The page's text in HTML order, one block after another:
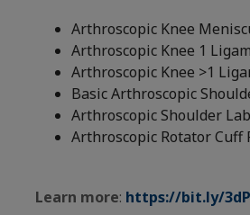
Arthroscopic Knee
Arthroscopic Knee 1
Arthroscopic Knee >1
Basic Arthroscopic
Arthroscopic Shoulder
Arthroscopic Rotator Cuff
Learn more: https://bit.ly/